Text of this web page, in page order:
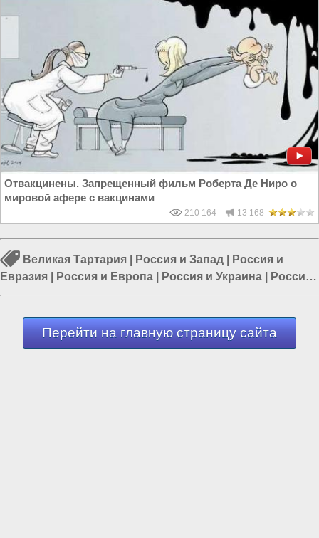
Отвакцинены. Запрещенный фильм Роберта Де Ниро о
мировой афере с вакцинами
210 164 13 168
Великая Тартария Россия и Запад
Россия и
Евразия
Россия и Европа Россия и Украина
Россия
и ЕС|Европа и Украина
Перейти на главную страницу сайта